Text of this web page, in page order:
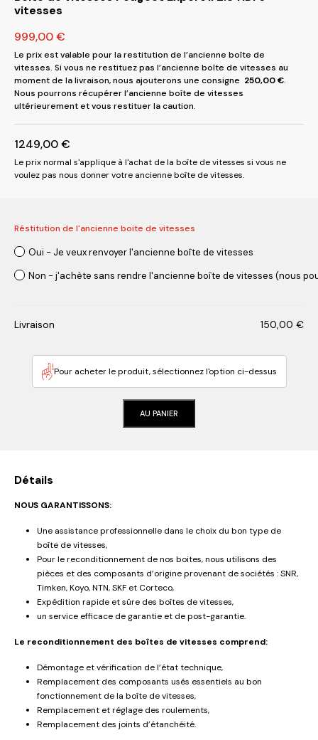
vitesses
999,00€
Le prix est valable pour la restitution de l’ancienne boîte de
vitesses. Si vous ne restituez pas l’ancienne boîte de vitesses au
moment de la livraison, nous ajouterons une consigne 250,00€.
Nous pourrons récupérer l’ancienne boîte de vitesses
ultérieurement et vous restituer la caution.
1249,00€
Le prix normal s'applique à l'achat de la boîte de vitesses si vous ne
voulez pas nous donner votre ancienne boîte de vitesses.
Réstitution de l'ancienne boite de vitesses
Oui - Je veux renvoyer l'ancienne boîte de vitesses
Non - j'achète sans rendre l'ancienne boîte de vitesses (nous
Livraison 150,00 €
Pour acheter le produit, sélectionnez l'option ci-dessus
AU PANIER
Détails
NOUS GARANTISSONS:
Une assistance professionnelle dans le choix du bon type de
boîte de vitesses,
Pour le reconditionnement de nos boites, nous utilisons des
pièces et des composants d’origine provenant de sociétés : SNR,
Timken, Koyo, NTN, SKF et Corteco,
Expédition rapide et sûre des boîtes de vitesses,
un service efficace de garantie et de post-garantie.
Le reconditionnement des boîtes de vitesses comprend:
Démontage et vérification de l’état technique,
Remplacement des composants usés essentiels au bon
fonctionnement de la boîte de vitesses,
Remplacement et réglage des roulements,
Remplacement des joints d’étanchéité.